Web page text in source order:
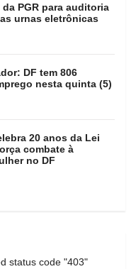
PGR para auditoria
urnas eletrônicas
DF tem 806
nesta quinta (5)
20 anos da Lei
combate à
no DF
status code "403"